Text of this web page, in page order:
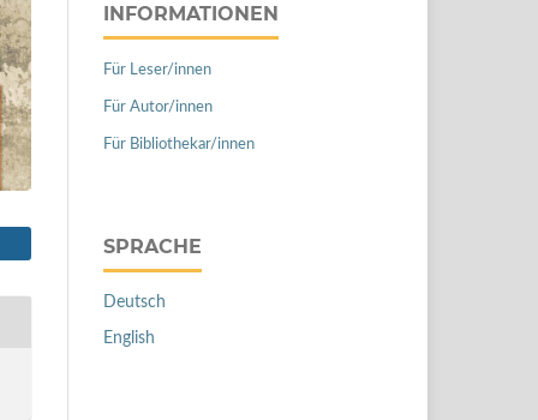
INFORMATIONEN
Für Leser/innen
Für Autor/innen
Für Bibliothekar/innen
SPRACHE
Deutsch
English